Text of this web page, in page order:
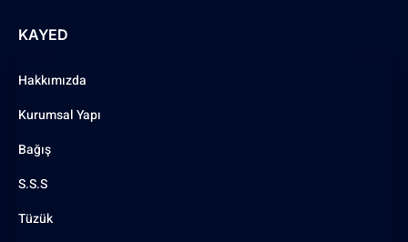
KAYED
Hakkımızda
Kurumsal Yapı
Bağış
S.S.S
Tüzük